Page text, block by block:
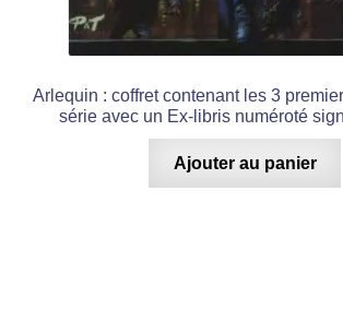
Arlequin : coffret contenant les 3
série avec un Ex-libris numéroté
Ajouter au panier